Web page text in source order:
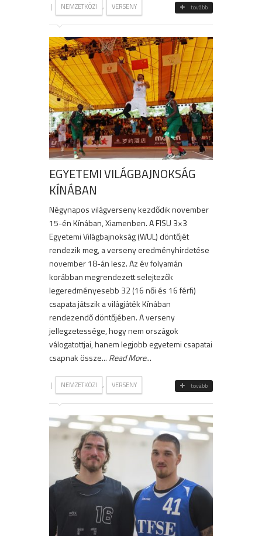
| NEMZETKÖZI , VERSENY tovább
EGYETEMI VILÁGBAJNOKSÁG
KÍNÁBAN
Négynapos világverseny kezdődik november
15-én Kínában, Xiamenben. A FISU 3×3
Egyetemi Világbajnokság (WUL) döntőjét
rendezik meg, a verseny eredményhirdetése
november 18-án lesz. Az év folyamán
korábban megrendezett selejtezők
legeredményesebb 32 (16 női és 16 férfi)
csapata játszik a világjáték Kínában
rendezendő döntőjében. A verseny
jellegzetessége, hogy nem országok
válogatottjai, hanem legjobb egyetemi csapatai
csapnak össze... Read More...
| NEMZETKÖZI , VERSENY tovább